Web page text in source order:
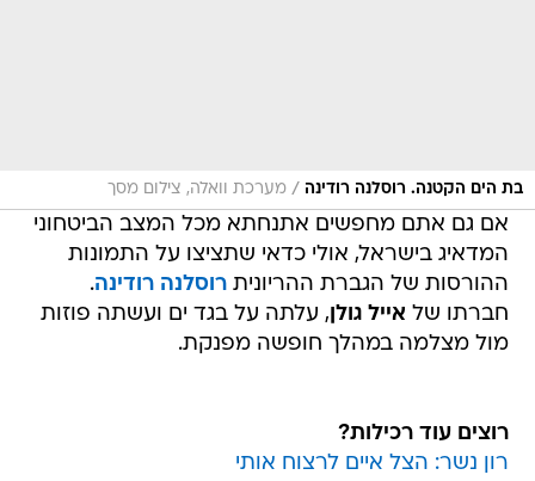
בת הים הקטנה. רוסלנה רודינה / מערכת וואלה, צילום מסך
אם גם אתם מחפשים אתנחתא מכל המצב הביטחוני
המדאיג בישראל, אולי כדאי שתציצו על התמונות
ההורסות של הגברת ההריוניתרוסלנה רודינה.
חברתו של אייל גולן, עלתה על בגד ים ועשתה פוזות
מול מצלמה במהלך חופשה מפנקת.
רוצים עוד רכילות?
רון נשר: הצל איים לרצוח אותי